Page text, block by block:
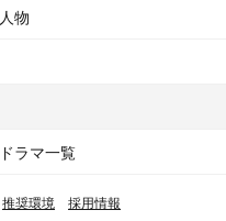
人物
ドラマ一覧
推奨環境 採用情報